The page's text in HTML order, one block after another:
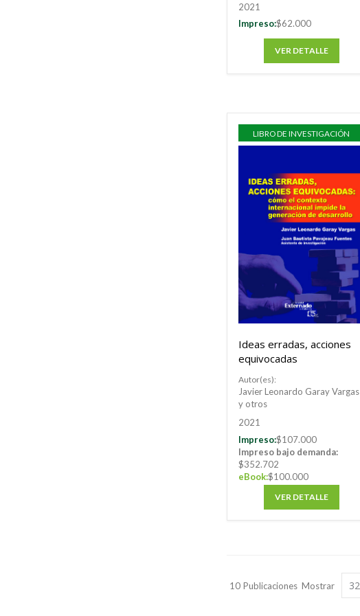
2021
Impreso:$62.000
VER DETALLE
LIBRO DE INVESTIGACIÓN
Ideas erradas, acciones
equivocadas
Autor(es):
Javier Leonardo Garay Vargas
y otros
2021
Impreso:$107.000
Impreso bajo demanda:
$352.702
eBook:$100.000
VER DETALLE
10 Publicaciones Mostrar